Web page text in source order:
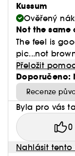
Kussum
Ověřený
Not the
The feel is
pic...not
Přeložit
Doporučeno:
Recenze
Byla pro vás
0
Nahlásit tento